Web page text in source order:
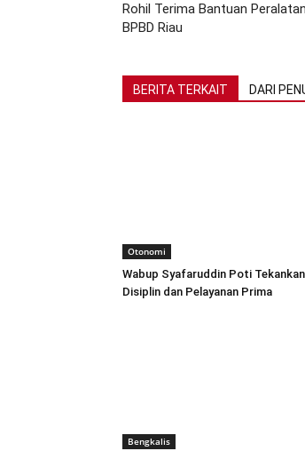
Rohil Terima Bantuan
BPBD Riau
BERITA TERKAIT DARI
Otonomi
Wabup Syafaruddin Poti Tekankan
Disiplin dan Pelayanan Prima
Bengkalis